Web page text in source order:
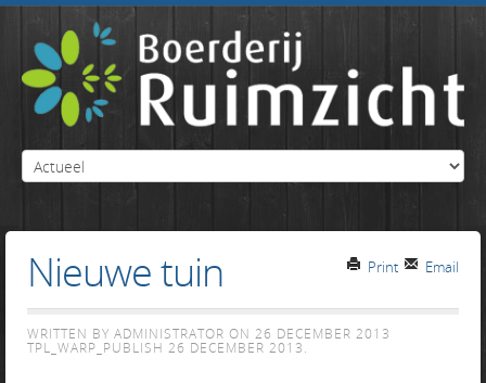
Email
Print
Nieuwe tuin
WRITTEN BY ADMINISTRATOR ON 26 DECEMBER 2013
TPL_WARP_PUBLISH 26 DECEMBER 2013.